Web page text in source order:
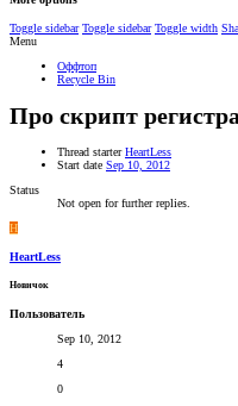
Toggle sidebar Toggle sidebar Toggle width
Menu
Оффтоп
Recycle Bin
Про скрипт
Thread starter HeartLess
Start date Sep 10, 2012
Status
Not open for further replies.
H
HeartLess
Новичок
Пользователь
Sep 10, 2012
4
0